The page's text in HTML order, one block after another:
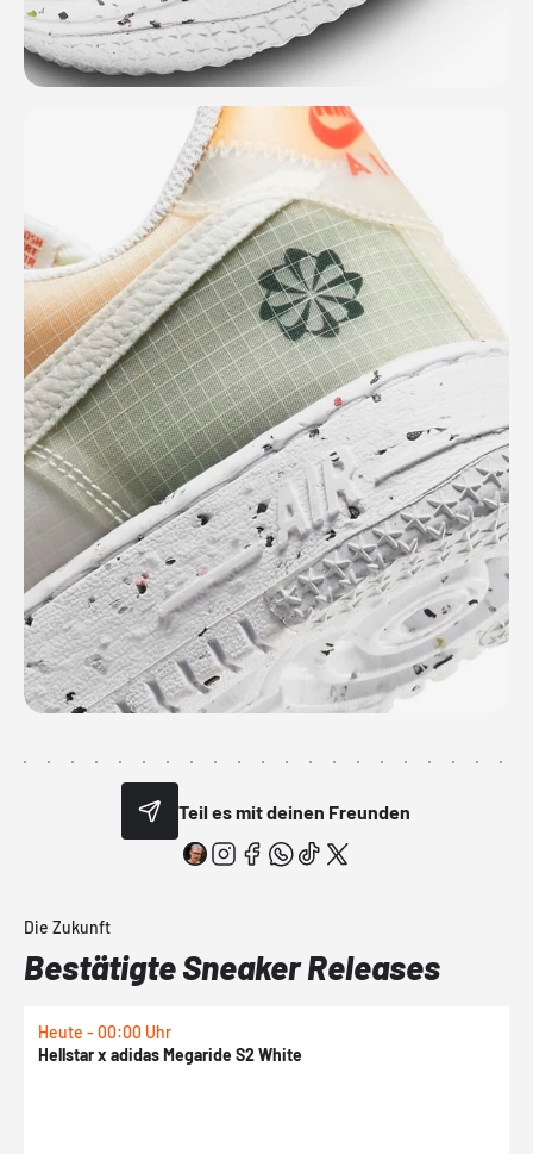
Teil es mit deinen Freunden
Die Zukunft
Bestätigte Sneaker Releases
Heute - 00:00 Uhr
Hellstar x adidas Megaride S2 White